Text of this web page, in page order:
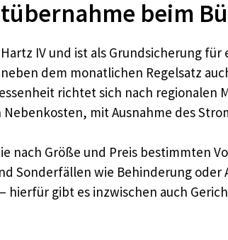
beim
IV und ist als Grundsicherung
dem monatlichen Regelsatz
richtet sich nach
mit Ausnahme des
nach Größe und Preis bestimmten
Sonderfällen wie Behinderung oder
hierfür gibt es inzwischen auch